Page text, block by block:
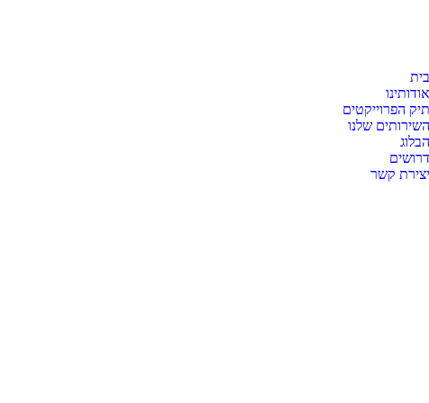
בית
אודותינו
תיק הפרוייקטים
השירותים שלנו
הבלוג
דרושים
יצירת קשר